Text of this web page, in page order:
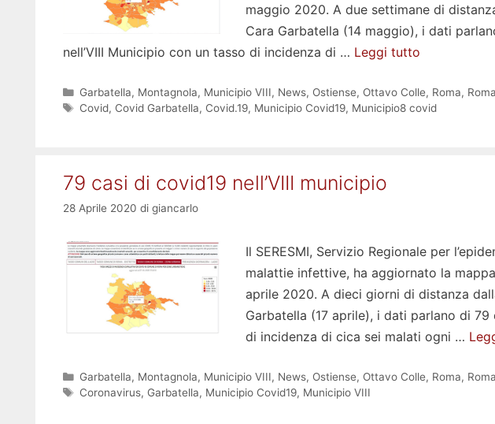
maggio 2020. A due settimane di
Cara Garbatella (14 maggio), i dati
nell’VIII Municipio con un tasso di incidenza di … Leggi tutto
Categorie
Garbatella, Montagnola, Municipio VIII, News, Ostiense, Ottavo Colle, Roma,
Tag
Covid, Covid Garbatella, Covid.19, Municipio Covid19, Municipio8 covid
79 casi di covid19 nell’VIII municipio
28 Aprile 2020 di giancarlo
Il SERESMI, Servizio Regionale per
malattie infettive, ha aggiornato la
aprile 2020. A dieci giorni di distanza
Garbatella (17 aprile), i dati parlano di 79
di incidenza di cica sei malati ogni …
Categorie
Garbatella, Montagnola, Municipio VIII, News, Ostiense, Ottavo Colle, Roma,
Tag
Coronavirus, Garbatella, Municipio Covid19, Municipio VIII